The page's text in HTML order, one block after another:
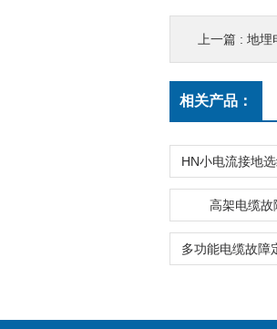
上一篇 : 地埋
相关产品：
高架电缆故